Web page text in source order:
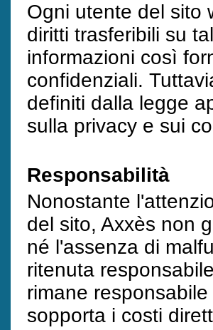
Ogni utente del sito
diritti trasferibili su
informazioni così
confidenziali.
definiti dalla legge
sulla privacy e sui
Responsabilità
Nonostante
del sito, Axxès non
né l'assenza di
ritenuta
rimane
sopporta i costi